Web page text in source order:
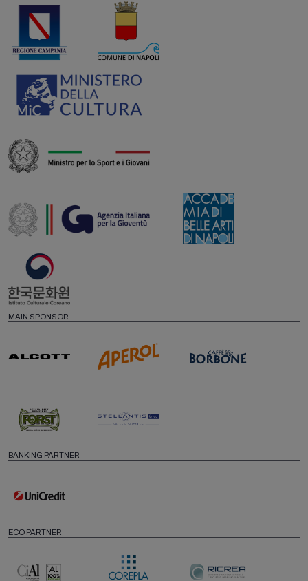
MAIN SPONSOR
BANKING PARTNER
ECO PARTNER